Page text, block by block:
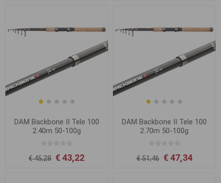
DAM Backbone II Tele 100
2.40m 50-100g
€ 45,28 € 43,22
DAM Backbone II Tele 100
2.70m 50-100g
€ 51,46 € 47,34